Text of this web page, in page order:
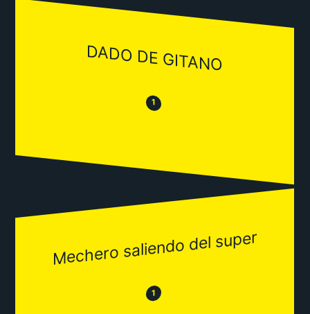
DADO DE GITANO
😒 1 😂
Mechero saliendo del super
😒 1 😂